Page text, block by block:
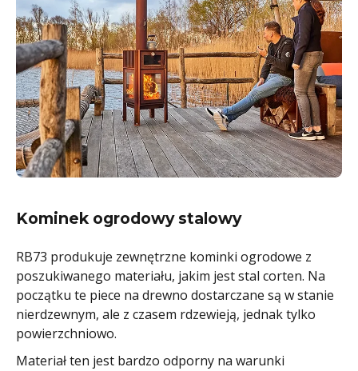
Kominek ogrodowy stalowy
RB73 produkuje zewnętrzne kominki ogrodowe z
poszukiwanego materiału, jakim jest stal corten. Na
początku te piece na drewno dostarczane są w stanie
nierdzewnym, ale z czasem rdzewieją, jednak tylko
powierzchniowo.
Materiał ten jest bardzo odporny na warunki